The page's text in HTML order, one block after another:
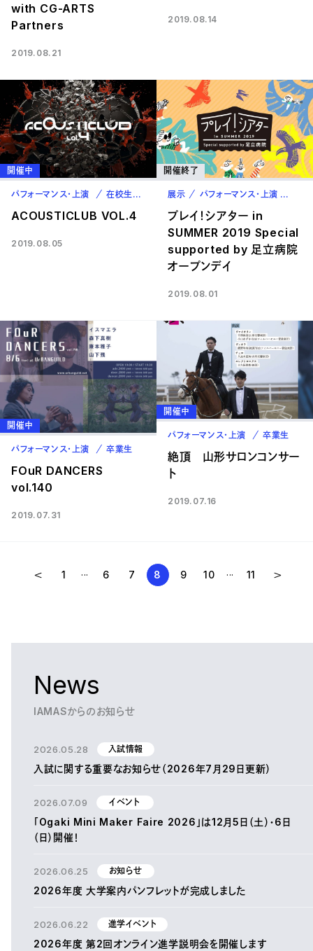
with CG-ARTS
Partners
2019.08.21
2019.08.14
開催中
パフォーマンス・上演 在校生 卒業生
ACOUSTICLUB VOL.4
2019.08.05
開催終了
展示 パフォーマンス・上演
プレイ！シアター in
SUMMER 2019 Special
supported by 足立病院
オープンデイ
2019.08.01
開催中
パフォーマンス・上演 卒業生
FOuR DANCERS
vol.140
2019.07.31
開催中
パフォーマンス・上演 卒業生
絶頂 山形サロンコンサー
ト
2019.07.16
1 ... 6 7 8 9 10 ... 11
News
IAMASからのお知らせ
2026.05.28 入試情報
入試に関する重要なお知らせ（2026年7月29日更新）
2026.07.09 イベント
「Ogaki Mini Maker Faire 2026」は12月5日（土）・6日
（日）開催！
2026.06.25 お知らせ
2026年度 大学案内パンフレットが完成しました
2026.06.22 進学イベント
2026年度 第2回オンライン進学説明会を開催します